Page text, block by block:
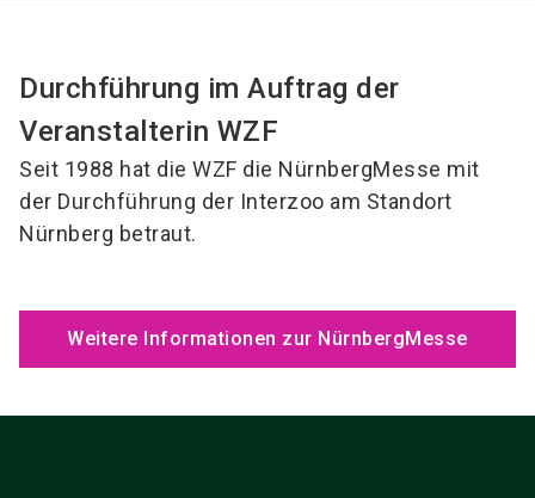
Durchführung im Auftrag der
Veranstalterin WZF
Seit 1988 hat die WZF die NürnbergMesse mit
der Durchführung der Interzoo am Standort
Nürnberg betraut.
Weitere Informationen zur NürnbergMesse